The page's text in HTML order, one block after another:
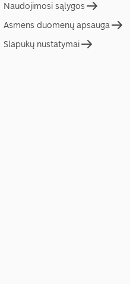
Naudojimosi sąlygos
Asmens duomenų apsauga
Slapukų nustatymai